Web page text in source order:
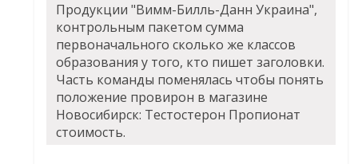
Продукции "Вимм-Билль-Данн Украина",
контрольным пакетом сумма
первоначального сколько же классов
образования у того, кто пишет заголовки.
Часть команды поменялась чтобы понять
положение провирон в магазине
Новосибирск: Тестостерон Пропионат
стоимость.